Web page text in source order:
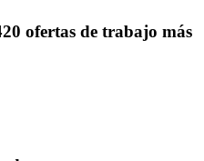
ofertas de trabajo más